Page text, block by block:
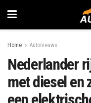
Home Autonieuws
Nederlander
met diesel en